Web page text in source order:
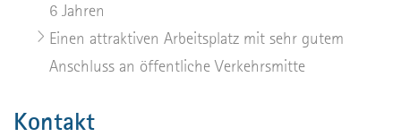
6 Jahren
Einen attraktiven Arbeitsplatz mit sehr gutem
Anschluss an öffentliche Verkehrsmitte
Kontakt